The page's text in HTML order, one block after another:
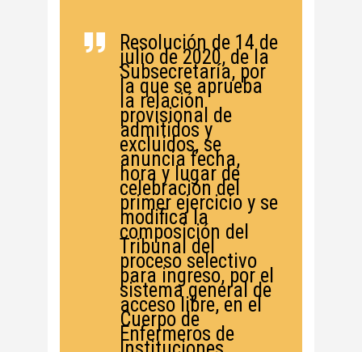
Resolución de 14 de
julio de 2020, de la
Subsecretaría, por
la que se aprueba
la relación
provisional de
admitidos y
excluidos, se
anuncia fecha,
hora y lugar de
celebración del
primer ejercicio y se
modifica la
composición del
Tribunal del
proceso selectivo
para ingreso, por el
sistema general de
acceso libre, en el
Cuerpo de
Enfermeros de